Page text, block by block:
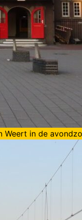
Weert in de